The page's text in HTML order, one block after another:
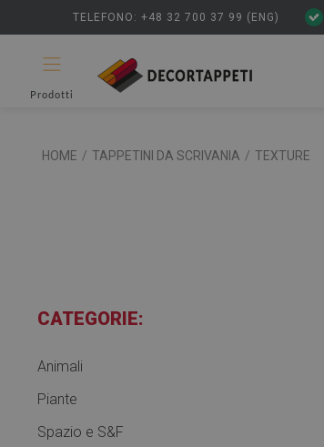
TELEFONO: +48 32 700 37 99 (ENG)
Prodotti
HOME / TAPPETINI DA SCRIVANIA / TEXTURE
CATEGORIE:
Animali
Piante
Spazio e S&F